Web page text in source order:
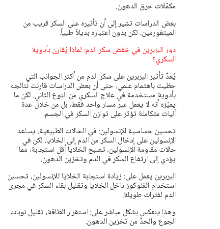
مكمّلات حرق الدهون.
بعض الدراسات تشير إلى أن تأثيره على السكر قريب من
الميتفورمين، لكن بدون اعتباره بديلاً طبياً.
دور البربرين في خفض سكر الدم: لماذا يُقارن بأدوية
السكري؟
يُعدّ تأثير البربرين على سكر الدم من أكثر الجوانب التي
حظيت باهتمام علمي، حتى أن بعض الدراسات قارنت نتائجه
بأدوية مستخدمة في علاج السكري من النوع الثاني. لكن ما
يميّزه أنه لا يعمل عبر مسار واحد فقط، بل من خلال عدة
آليات متكاملة تؤثر على توازن السكر في الجسم.
تحسين حساسية الإنسولين: في الحالات الطبيعية، يساعد
الإنسولين على إدخال السكر من الدم إلى الخلايا. لكن في
حالات مقاومة الإنسولين، تصبح الخلايا أقل استجابة، مما
يؤدي إلى ارتفاع السكر في الدم وتخزين الدهون.
البربرين يعمل على: زيادة استجابة الخلايا للإنسولين، تحسين
استخدام الغلوكوز داخل الخلايا وتقليل بقاء السكر في مجرى
الدم لفترات طويلة.
وهذا ينعكس بشكل مباشر على: استقرار الطاقة، تقليل نوبات
الجوع والحدّ من تخزين الدهون.